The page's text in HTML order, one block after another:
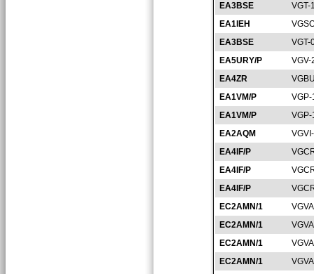
EA3BSE
VGT-
EA1IEH
EA3BSE
VGT-
EA5URY/P
VGV-
EA4ZR
EA1VM/P
EA1VM/P
EA2AQM
EA4IF/P
EA4IF/P
EA4IF/P
EC2AMN/1
EC2AMN/1
EC2AMN/1
EC2AMN/1